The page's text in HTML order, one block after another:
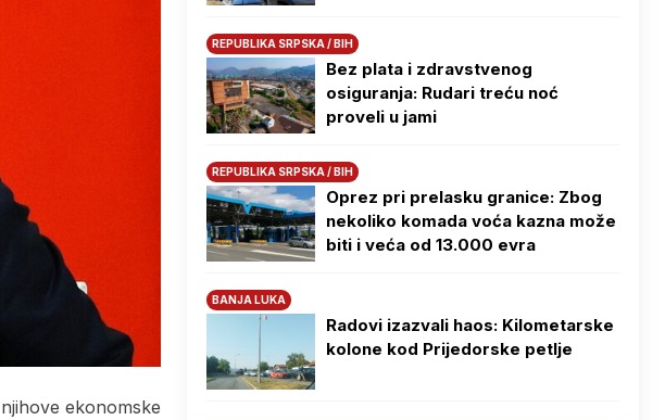
ekonomske
REPUBLIKA SRPSKA / BIH
Bez plata i zdravstvenog
osiguranja: Rudari treću noć
proveli u jami
REPUBLIKA SRPSKA / BIH
Oprez pri prelasku granice: Zbog
nekoliko komada voća kazna može
biti i veća od 13.000 evra
BANJA LUKA
Radovi izazvali haos: Kilometarske
kolone kod Prijedorske petlje